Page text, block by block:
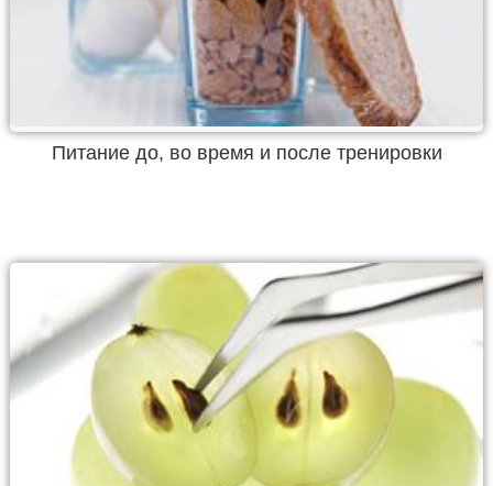
Питание до, во время и после тренировки